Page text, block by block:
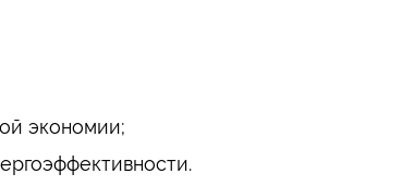
экономии;